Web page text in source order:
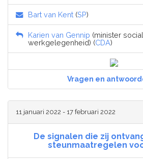
Bart van Kent (SP)
Karien van Gennip (minister
werkgelegenheid) (CDA)
Vragen en
11 januari 2022 - 17 februari 2022
De signalen die zij
steunmaatregelen